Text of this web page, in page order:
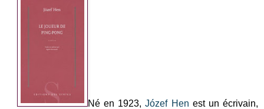
Né en 1923,Józef Hen est un écrivain,